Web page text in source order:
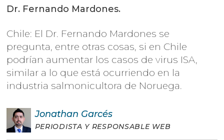
Dr. Fernando Mardones.
Chile: El Dr. Fernando Mardones se
pregunta, entre otras cosas, si en Chile
podrían aumentar los casos de virus ISA,
similar a lo que está ocurriendo en la
industria salmonicultora de Noruega.
Jonathan Garcés
PERIODISTA Y RESPONSABLE WEB